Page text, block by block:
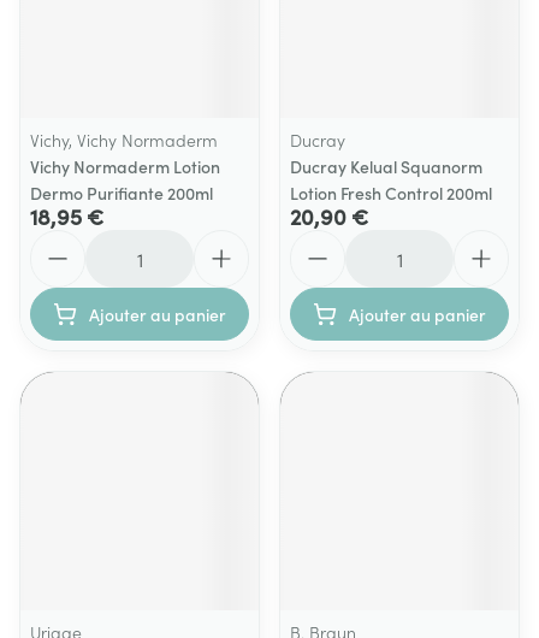
Vichy, Vichy Normaderm
Vichy Normaderm Lotion
Dermo Purifiante 200ml
18,95 €
Ajouter au panier
Ducray
Ducray Kelual Squanorm
Lotion Fresh Control 200ml
20,90 €
Ajouter au panier
Uriage B. Braun